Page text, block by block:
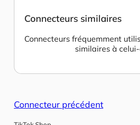
Connecteurs similaires
Connecteurs fréquemment
similaires à
Connecteur précédent